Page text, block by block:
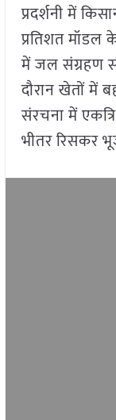
प्रदर्शनी में
प्रतिशत
में जल संग्रहण
दौरान खेतों में
संरचना में
भीतर रिसकर